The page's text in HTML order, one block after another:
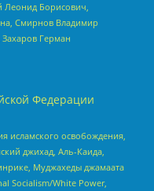
Леонид Борисович,
Смирнов Владимир
Герман
Федерации
исламского освобождения,
джихад, Аль-Каида,
Муджахеды джамаата
Socialism/White Power,